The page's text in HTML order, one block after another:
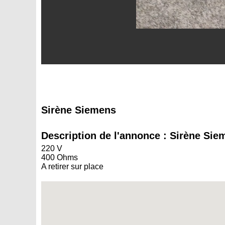
Sirène Siemens
Description de l'annonce : Sirène
220 V
400 Ohms
A retirer sur place